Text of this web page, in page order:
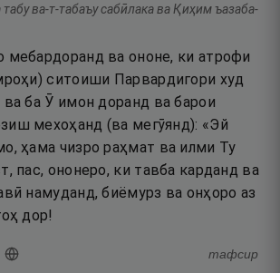
ва-т-табаъу сабӣлака ва Қиҳим ъазаба-
ва ононе, ки атрофи
ситоиши Парвардигори худ
ва ба Ӯ имон доранд ва барои
мехоҳанд (ва мегӯянд): «Эй
ҳама чизро раҳмат ва илми Ту
пас, ононеро, ки тавба карданд ва
намуданд, биёмурз ва онҳоро аз
дор!
тафсир